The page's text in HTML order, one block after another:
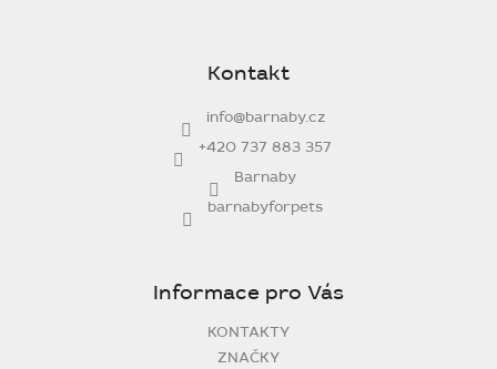
Kontakt
info@barnaby.cz
+420 737 883 357
Barnaby
barnabyforpets
Informace pro Vás
KONTAKTY
ZNAČKY